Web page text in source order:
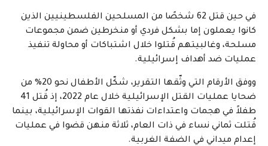
في حين قتل 62 شخصًا من المسلحين الفلسطينيين الذين
كانوا يعملون إما بشكل فردي أو منخرطين ضمن مجموعات
مسلحة، وغالبيتهم قُتلوا خلال اشتباكات أو محاولة تنفيذ
عمليات ضد أهداف إسرائيلية.
ووفق الأرقام التي وثّقها التقرير، شكّل الأطفال نحو 20% من
ضحايا عمليات القتل الإسرائيلية خلال عام 2022، إذ قُتل 41
طفلاً في هجمات واعتداءات نفذتها القوات الإسرائيلية، بينما
قُتلت ثماني نساء في ذات العام، ثلاثة منهن قضوا في عمليات
إعدام ميداني في الضفة الغربية.